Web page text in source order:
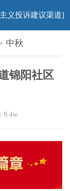
义投诉建议渠道]
产业
教育
中秋
锦阳社区
8.4w